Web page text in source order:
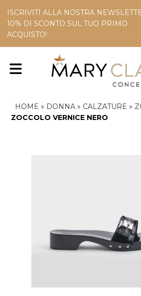
ISCRIVITI ALLA NOSTRA
10% DI SCONTO SUL TUO PRIMO
ACQUISTO!
HOME » DONNA» CALZATURE »
ZOCCOLO VERNICE NERO